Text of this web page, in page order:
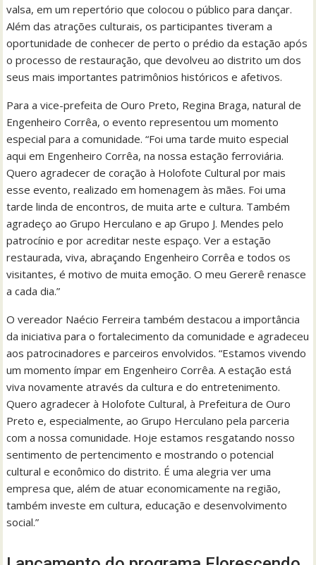
valsa, em um repertório que colocou o público para dançar.
Além das atrações culturais, os participantes tiveram a
oportunidade de conhecer de perto o prédio da estação após
o processo de restauração, que devolveu ao distrito um dos
seus mais importantes patrimônios históricos e afetivos.
Para a vice-prefeita de Ouro Preto, Regina Braga, natural de
Engenheiro Corrêa, o evento representou um momento
especial para a comunidade. “Foi uma tarde muito especial
aqui em Engenheiro Corrêa, na nossa estação ferroviária.
Quero agradecer de coração à Holofote Cultural por mais
esse evento, realizado em homenagem às mães. Foi uma
tarde linda de encontros, de muita arte e cultura. Também
agradeço ao Grupo Herculano e ap Grupo J. Mendes pelo
patrocínio e por acreditar neste espaço. Ver a estação
restaurada, viva, abraçando Engenheiro Corrêa e todos os
visitantes, é motivo de muita emoção. O meu Gererê renasce
a cada dia.”
O vereador Naécio Ferreira também destacou a importância
da iniciativa para o fortalecimento da comunidade e agradeceu
aos patrocinadores e parceiros envolvidos. “Estamos vivendo
um momento ímpar em Engenheiro Corrêa. A estação está
viva novamente através da cultura e do entretenimento.
Quero agradecer à Holofote Cultural, à Prefeitura de Ouro
Preto e, especialmente, ao Grupo Herculano pela parceria
com a nossa comunidade. Hoje estamos resgatando nosso
sentimento de pertencimento e mostrando o potencial
cultural e econômico do distrito. É uma alegria ver uma
empresa que, além de atuar economicamente na região,
também investe em cultura, educação e desenvolvimento
social.”